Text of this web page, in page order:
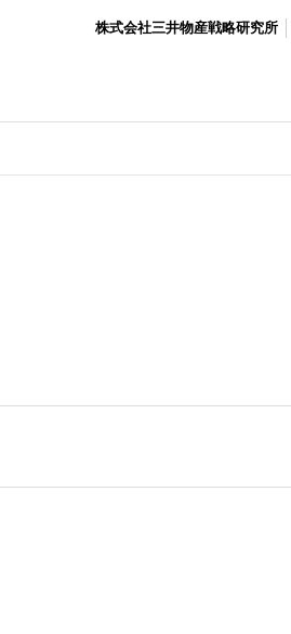
株式会社三井物産戦略研究所